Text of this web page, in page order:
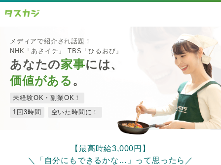
メディアで紹介され話題！
NHK「あさイチ」 TBS「ひるおび」
あなたの家事には、
価値がある 。
未経験OK・副業OK！
1回3時間
空いた時間に！
【最高時給3,000円】
＼「自分にもできるかな…」って思ったら／